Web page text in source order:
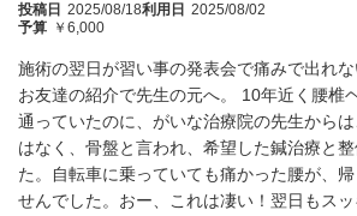
投稿日 2025/08/18利用日 2025/08/02
予算 ￥6,000
施術の翌日が習い事の発表会で痛みで出れな
お友達の紹介で先生の元へ。 10年近く腰椎
通っていたのに、がいな治療院の先生から
はなく、骨盤と言われ、希望した鍼治療と
た。自転車に乗っていても痛かった腰が、
せんでした。おー、これは凄い！翌日もス